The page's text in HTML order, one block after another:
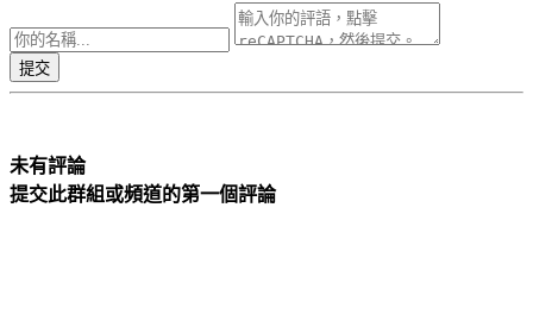
未有評論
提交此群組或頻道的第一個評論